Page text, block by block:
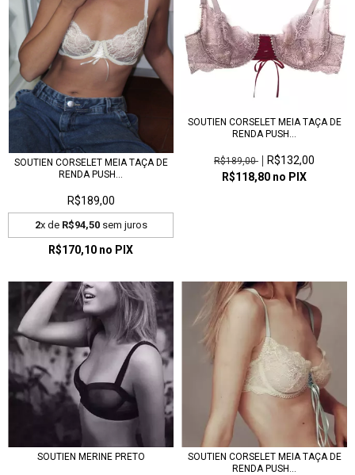
SOUTIEN CORSELET MEIA TAÇA DE
RENDA PUSH...
R$189,00
2x de R$94,50sem juros
R$170,10 no PIX
SOUTIEN CORSELET MEIA TAÇA DE
RENDA PUSH...
R$189,00
R$132,00
R$118,80 no PIX
SOUTIEN MERINE PRETO
SOUTIEN CORSELET MEIA TAÇA DE
RENDA PUSH...